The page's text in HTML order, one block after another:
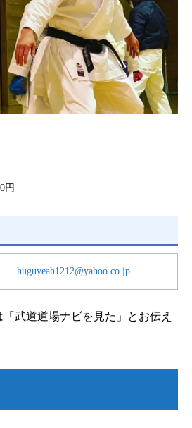
円
huguyeah1212@yahoo.co.jp
武道道場ナビを見た」とお伝え